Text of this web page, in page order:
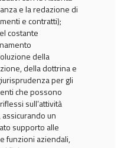
e la redazione di
e contratti);
costante
della
della dottrina e
per gli
che possono
sull’attività
assicurando un
supporto alle
funzioni aziendali,